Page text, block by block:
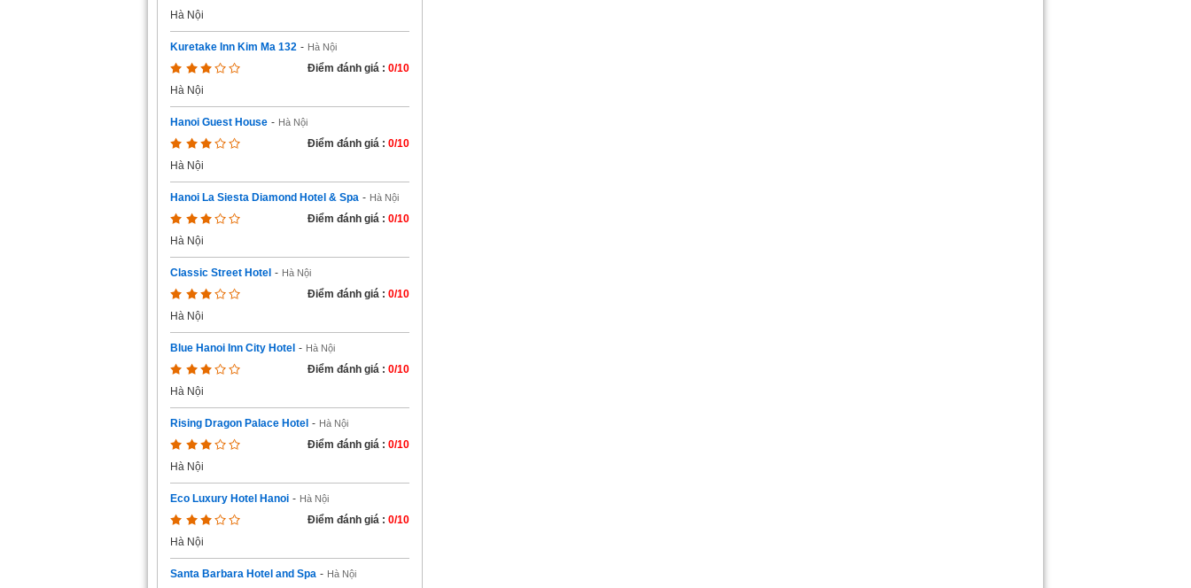
Hà Nội
Kuretake Inn Kim Ma 132 - Hà Nội
Điểm đánh giá : 0/10
Hà Nội
Hanoi Guest House - Hà Nội
Điểm đánh giá : 0/10
Hà Nội
Hanoi La Siesta Diamond Hotel & Spa - Hà Nội
Điểm đánh giá : 0/10
Hà Nội
Classic Street Hotel - Hà Nội
Điểm đánh giá : 0/10
Hà Nội
Blue Hanoi Inn City Hotel - Hà Nội
Điểm đánh giá : 0/10
Hà Nội
Rising Dragon Palace Hotel - Hà Nội
Điểm đánh giá : 0/10
Hà Nội
Eco Luxury Hotel Hanoi - Hà Nội
Điểm đánh giá : 0/10
Hà Nội
Santa Barbara Hotel and Spa - Hà Nội